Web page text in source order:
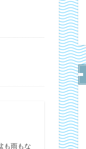
も雨もな